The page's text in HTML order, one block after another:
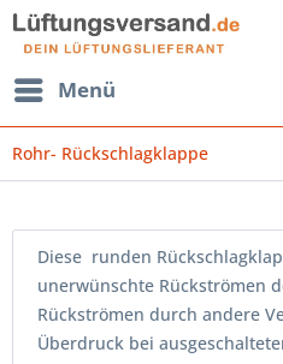
Menü
Rohr- Rückschlagklappe
Diese runden
unerwünschte Rückströmen
Rückströmen durch andere
Überdruck bei